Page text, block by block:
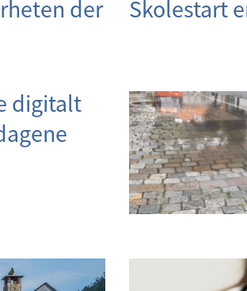
der
Skolestart
digitalt